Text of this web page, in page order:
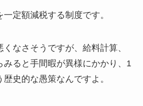
定額減税する制度です。
なさそうですが、給料計算、
みると手間暇が異様にかかり、1
史的な愚策なんですよ。